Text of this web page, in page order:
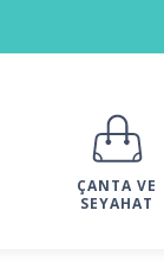
ÇANTA VE
SEYAHAT